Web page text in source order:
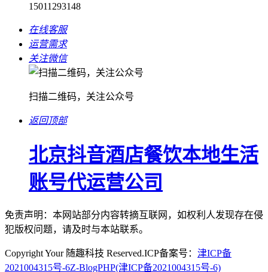
15011293148
在线客服
运营需求
关注微信
扫描二维码，关注公众号
返回顶部
北京抖音酒店餐饮本地生活
账号代运营公司
免责声明：本网站部分内容转摘互联网，如权利人发现存在侵
犯版权问题，请及时与本站联系。
Copyright Your 随趣科技 Reserved.ICP备案号： 津ICP备
2021004315号-6Z-BlogPHP(津ICP备2021004315号-6)